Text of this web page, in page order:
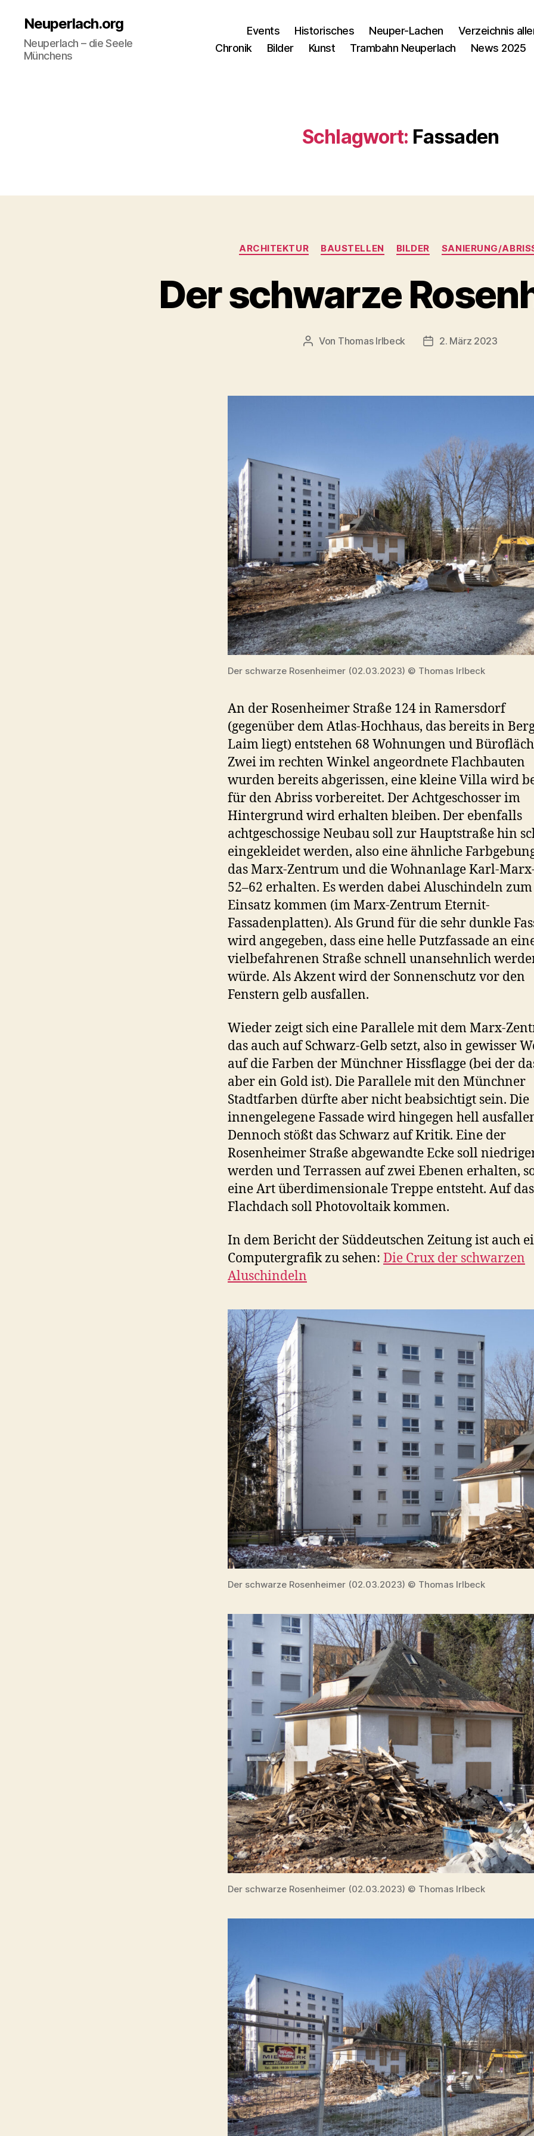
Neuperlach.org
Neuperlach – die Seele
Münchens
Events Historisches Neuper-Lachen Verzeichnis
Chronik
Bilder Kunst Trambahn Neuperlach News 2025
Schlagwort: Fassaden
Kategorien
ARCHITEKTUR BAUSTELLEN BILDER SANIERUNG/
Der schwarze
Beitragsautor
Von Thomas Irlbeck Veröffentlichungsdatum
2. März 2023
Der schwarze Rosenheimer (02.03.2023) © Thomas Irlbeck
An der Rosenheimer Straße 124 in Ramersdorf
(gegenüber dem Atlas-Hochhaus, das bereits in
Laim liegt) entstehen 68 Wohnungen und
Zwei im rechten Winkel angeordnete Flachbauten
wurden bereits abgerissen, eine kleine Villa wird
für den Abriss vorbereitet. Der Achtgeschosser im
Hintergrund wird erhalten bleiben. Der ebenfalls
achtgeschossige Neubau soll zur Hauptstraße hin
eingekleidet werden, also eine ähnliche
das Marx-Zentrum und die Wohnanlage Karl-
52–62 erhalten. Es werden dabei Aluschindeln zum
Einsatz kommen (im Marx-Zentrum Eternit-
Fassadenplatten). Als Grund für die sehr dunkle
wird angegeben, dass eine helle Putzfassade an
vielbefahrenen Straße schnell unansehnlich
würde. Als Akzent wird der Sonnenschutz vor den
Fenstern gelb ausfallen.
Wieder zeigt sich eine Parallele mit dem Marx-
das auch auf Schwarz-Gelb setzt, also in gewisser
auf die Farben der Münchner Hissflagge (bei der
aber ein Gold ist). Die Parallele mit den Münchner
Stadtfarben dürfte aber nicht beabsichtigt sein. Die
innengelegene Fassade wird hingegen hell
Dennoch stößt das Schwarz auf Kritik. Eine der
Rosenheimer Straße abgewandte Ecke soll
werden und Terrassen auf zwei Ebenen erhalten,
eine Art überdimensionale Treppe entsteht. Auf das
Flachdach soll Photovoltaik kommen.
In dem Bericht der Süddeutschen Zeitung ist auch
Computergrafik zu sehen: Die Crux der schwarzen
Aluschindeln
Der schwarze Rosenheimer (02.03.2023) © Thomas Irlbeck
Der schwarze Rosenheimer (02.03.2023) © Thomas Irlbeck